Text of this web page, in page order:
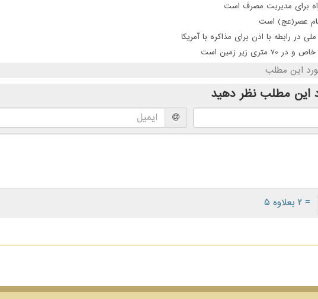
راه برای مدیریت مصرف است
عصر(عج) است
رابطه با اذن برای مذاکره با آمریکا
زیر زمین است
این مطلب
این مطلب نظر دهید
= ۲ بعلاوه ۵